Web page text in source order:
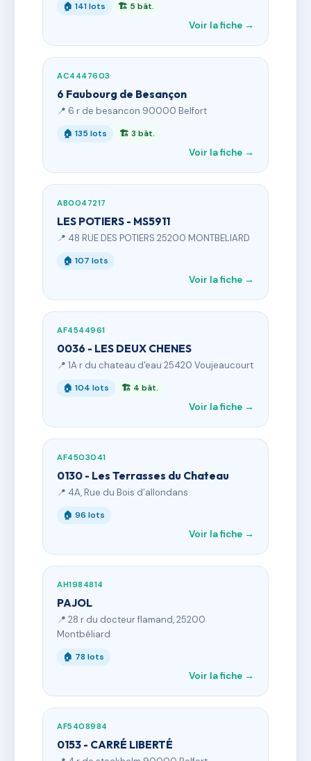
🏠 141 lots 🏗 5 bât.
Voir la fiche →
AC4447603
6 Faubourg de Besançon
📍 6 r de besancon 90000 Belfort
🏠 135 lots 🏗 3 bât.
Voir la fiche →
AB0047217
LES POTIERS - MS5911
📍 48 RUE DES POTIERS 25200 MONTBELIARD
🏠 107 lots
Voir la fiche →
AF4544961
0036 - LES DEUX CHENES
📍 1A r du chateau d'eau 25420 Voujeaucourt
🏠 104 lots 🏗 4 bât.
Voir la fiche →
AF4503041
0130 - Les Terrasses du Chateau
📍 4A, Rue du Bois d'allondans
🏠 96 lots
Voir la fiche →
AH1984814
PAJOL
📍 28 r du docteur flamand, 25200
Montbéliard
🏠 78 lots
Voir la fiche →
AF5408984
0153 - CARRÉ LIBERTÉ